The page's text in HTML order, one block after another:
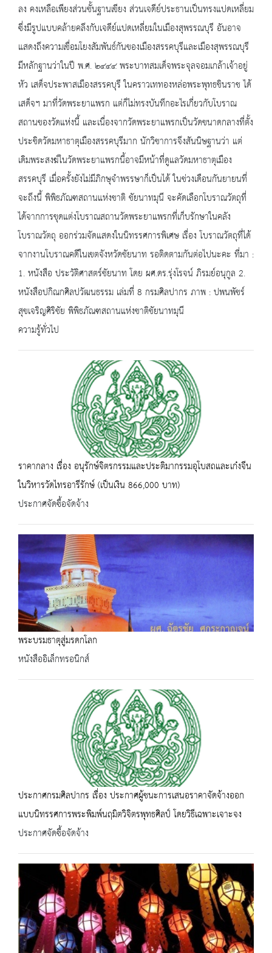
ลง คงเหลือเพียงส่วนชั้นฐานเขียง ส่วนเจดีย์ประธานเป็นทรงแปดเหลี่ยม
ซึ่งมีรูปแบบคล้ายคลึงกับเจดีย์แปดเหลี่ยมในเมืองสุพรรณบุรี อันอาจ
แสดงถึงความเชื่อมโยงสัมพันธ์กันของเมืองสรรคบุรีและเมืองสุพรรณบุรี
มีหลักฐานว่าในปี พ.ศ. ๒๔๔๔ พระบาทสมเด็จพระจุลจอมเกล้าเจ้าอยู่
หัว เสด็จประพาสเมืองสรรคบุรี ในคราวเททองหล่อพระพุทธชินราช ได้
เสด็จฯ มาที่วัดพระยาแพรก แต่ก็ไม่ทรงบันทึกอะไรเกี่ยวกับโบราณ
สถานของวัดแห่งนี้ และเนื่องจากวัดพระยาแพรกเป็นวัดขนาดกลางที่ตั้ง
ประชิดวัดมหาธาตุเมืองสรรคบุรีมาก นักวิชาการจึงสันนิษฐานว่า แต่
เดิมพระสงฆ์ในวัดพระยาแพรกนี้อาจมีหน้าที่ดูแลวัดมหาธาตุเมือง
สรรคบุรี เมื่อครั้งยังไม่มีภิกษุจำพรรษาก็เป็นได้ ในช่วงเดือนกันยายนที่
จะถึงนี้ พิพิธภัณฑสถานแห่งชาติ ชัยนาทมุนี จะคัดเลือกโบราณวัตถุที่
ได้จากการขุดแต่งโบราณสถานวัดพระยาแพรกที่เก็บรักษาในคลัง
โบราณวัตถุ ออกร่วมจัดแสดงในนิทรรศการพิเศษ เรื่อง โบราณวัตถุที่ได้
จากงานโบราณคดีในเขตจังหวัดชัยนาท รอติดตามกันต่อไปนะคะ ที่มา :
1. หนังสือ ประวัติศาสตร์ชัยนาท โดย ผศ.ดร.รุ่งโรจน์ ภิรมย์อนุกูล 2.
หนังสือปกิณกศิลปวัฒนธรรม เล่มที่ 8 กรมศิลปากร ภาพ : ปพนพัชร์
สุขเจริญศิริชัย พิพิธภัณฑสถานแห่งชาติชัยนาทมุนี
ความรู้ทั่วไป
ราคากลาง เรื่อง อนุรักษ์จิตรกรรมและประติมากรรมอุโบสถและเก๋งจีน
ในวิหารวัดไทรอารีรักษ์ (เป็นเงิน 866,000 บาท)
ประกาศจัดซื้อจัดจ้าง
พระบรมธาตุสู่มรดกโลก
หนังสืออิเล็กทรอนิกส์
ประกาศกรมศิลปากร เรื่อง ประกาศผู้ชนะการเสนอราคาจัดจ้างออก
แบบนิทรรศการพระพิมพ์นฤมิตวิจิตรพุทธศิลป์ โดยวิธีเฉพาะเจาะจง
ประกาศจัดซื้อจัดจ้าง